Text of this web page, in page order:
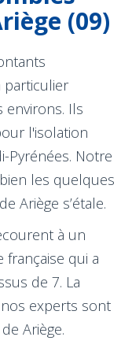
(09)
environs. Ils
l'isolation
Pyrénées. Notre
les quelques
Ariège s’étale.
à un
française qui a
de 7. La
experts sont
Ariège.